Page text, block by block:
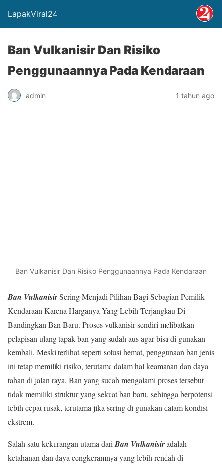
LapakViral24
Ban Vulkanisir Dan Risiko
Penggunaannya Pada Kendaraan
admin 1 tahun ago
Ban Vulkanisir Dan Risiko Penggunaannya Pada Kendaraan
Ban VulkanisirSering Menjadi Pilihan Bagi Sebagian Pemilik
Kendaraan Karena Harganya Yang Lebih Terjangkau Di
Bandingkan Ban Baru. Proses vulkanisir sendiri melibatkan
pelapisan ulang tapak ban yang sudah aus agar bisa di gunakan
kembali. Meski terlihat seperti solusi hemat, penggunaan ban jenis
ini tetap memiliki risiko, terutama dalam hal keamanan dan daya
tahan di jalan raya. Ban yang sudah mengalami proses tersebut
tidak memiliki struktur yang sekuat ban baru, sehingga berpotensi
lebih cepat rusak, terutama jika sering di gunakan dalam kondisi
ekstrem.
Salah satu kekurangan utama dari Ban Vulkanisiradalah
ketahanan dan daya cengkeramnya yang lebih rendah di